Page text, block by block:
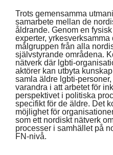
Trots gemensamma
samarbete mellan de
åldrande. Genom en
experter,
målgruppen från alla
självstyrande områdena.
nätverk där lgbti-
aktörer kan utbyta
samla äldre lgbti-
varandra i att arbetet för
perspektivet i politiska
specifikt för de äldre. Det
möjlighet för
som ett nordiskt nätverk
processer i samhället på
FN-nivå.